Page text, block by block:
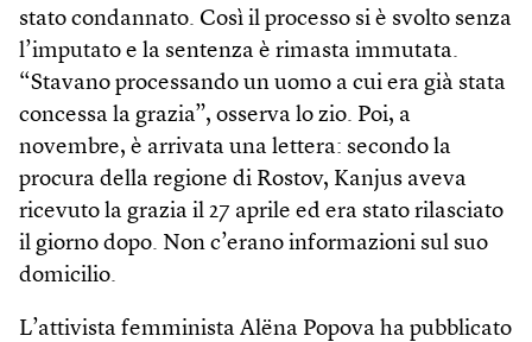
stato condannato. Così il processo si è svolto senza
l’imputato e la sentenza è rimasta immutata.
“Stavano processando un uomo a cui era già stata
concessa la grazia”, osserva lo zio. Poi, a
novembre, è arrivata una lettera: secondo la
procura della regione di Rostov, Kanjus aveva
ricevuto la grazia il 27 aprile ed era stato rilasciato
il giorno dopo. Non c’erano informazioni sul suo
domicilio.
L’attivista femminista Alëna Popova ha pubblicato